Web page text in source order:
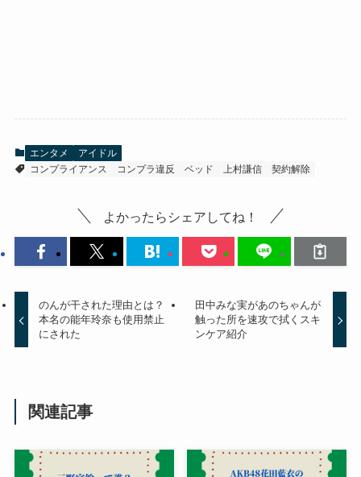
エンタメ
アイドル
コンプライアンス
コンプラ違反 ベッド 上村謙信 契約解除
よかったらシェアしてね！
のんが干された理由とは？
本名の能年玲奈も使用禁止
にされた
田中みな実があのちゃんが
触った所を速攻で拭くスキ
ンケア紹介
関連記事